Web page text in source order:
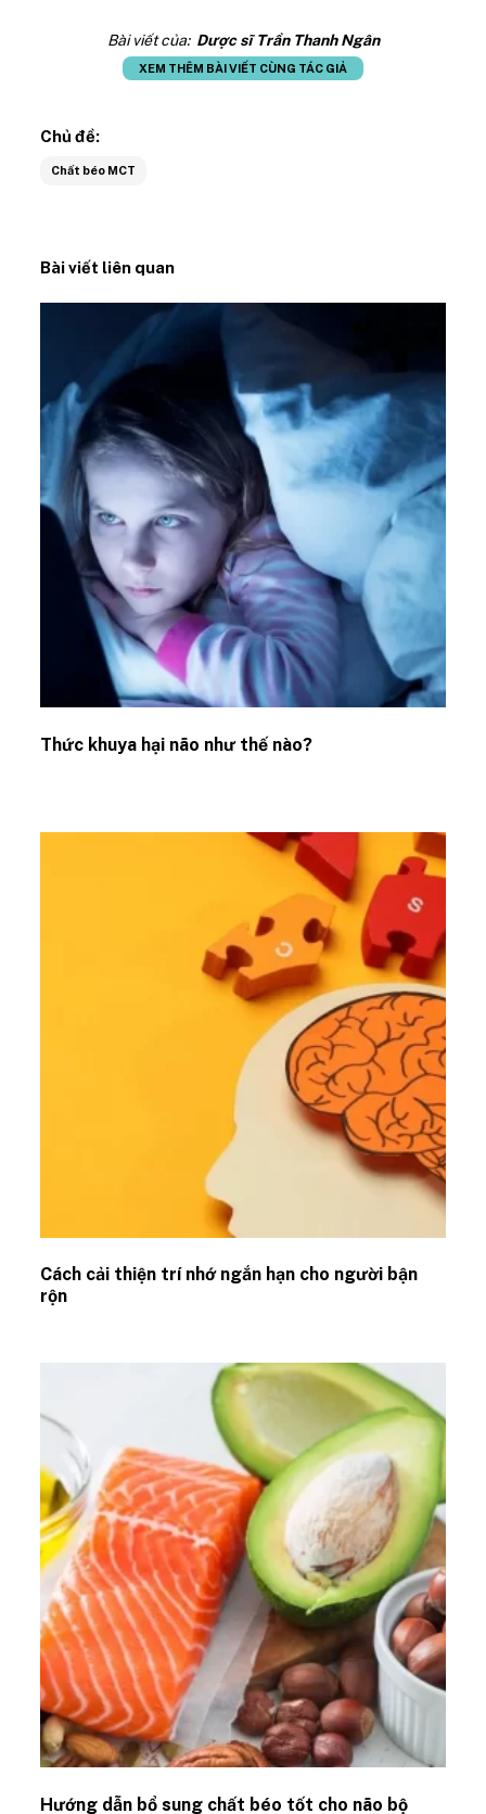
Bài viết của: Dược sĩ Trần Thanh Ngân
XEM THÊM BÀI VIẾT CÙNG TÁC GIẢ
Chủ đề:
Chất béo MCT
Bài viết liên quan
Thức khuya hại não như thế nào?
Cách cải thiện trí nhớ ngắn hạn cho người bận
rộn
Hướng dẫn bổ sung chất béo tốt cho não bộ